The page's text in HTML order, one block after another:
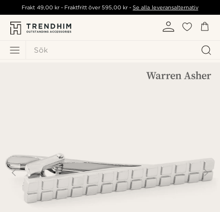
Sök
Frakt 49,00 kr- Fraktfritt över595,00 kr -Se alla leveransalternativ